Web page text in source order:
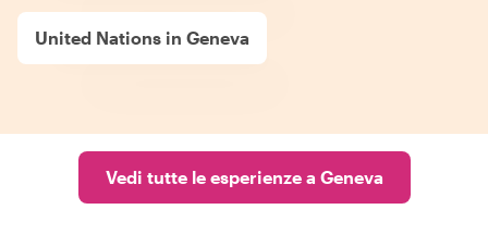
United Nations in Geneva
Vedi tutte le esperienze a Geneva